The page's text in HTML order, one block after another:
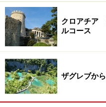
クロアチア
ルコース
ザグレブか